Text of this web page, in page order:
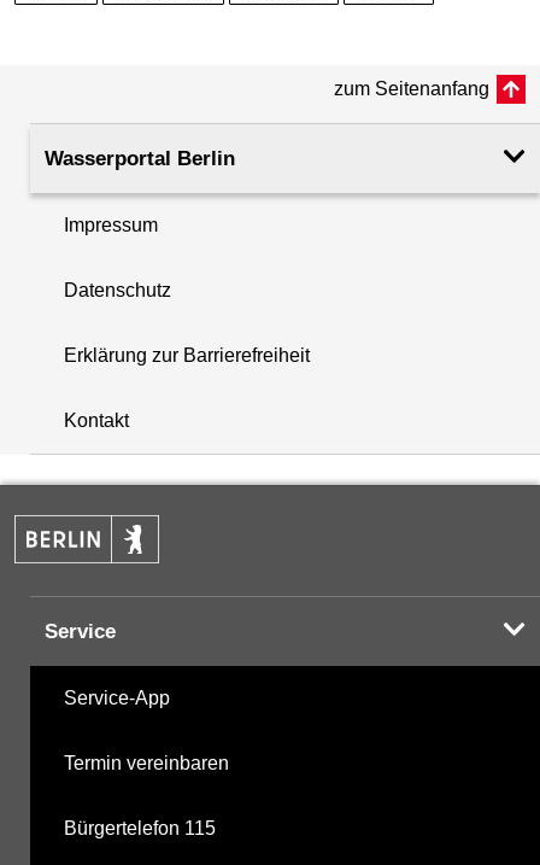
397833.26
Hochwert (UTM 33 N)
PAK - Polyzyklische aromatische Kohlenwasserstoffe
PCB - Polychlorierte Biphenyle
+
−
zum Seitenanfang
Wasserportal Berlin
Impressum
Datenschutz
Erklärung zur Barrierefreiheit
Kontakt
Service
Service-App
Termin vereinbaren
Bürgertelefon 115